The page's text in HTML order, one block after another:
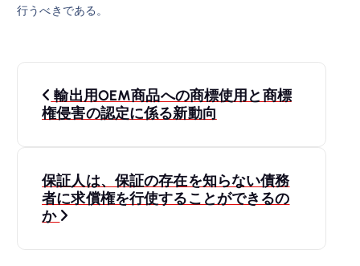
行うべきである。
投
稿
ビ
輸出用OEM商品への商標使用と商標
権侵害の認定に係る新動向
保証人は、保証の存在を知らない債務
者に求償権を行使することができるの
か